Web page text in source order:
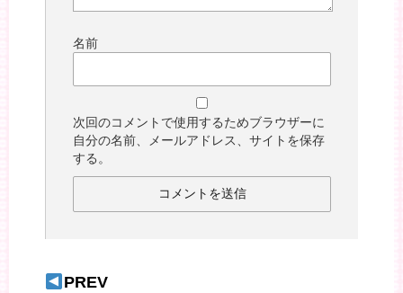
名前
次回のコメントで使用するためブラウザーに
自分の名前、メールアドレス、サイトを保存
する。
PREV